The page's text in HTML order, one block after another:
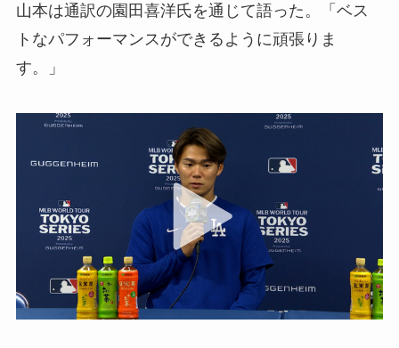
山本は通訳の園田喜洋氏を通じて語った。「ベス
トなパフォーマンスができるように頑張りま
す。」